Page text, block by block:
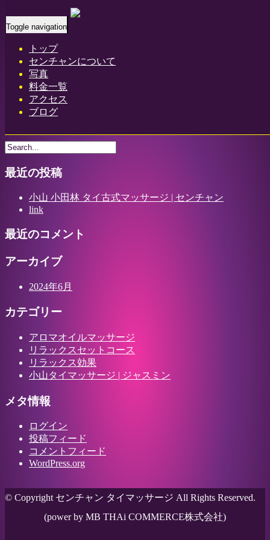
Toggle navigation
トップ
センチャンについて
写真
料金一覧
アクセス
ブログ
Home -リサ(…
リサ(Lisa)オシン ランカ タイ古式マッサージ | 小山犬塚 小田
林小山 小田林 タイ古式マッサージ | センチャン
最近の投稿
小山 小田林 タイ古式マッサージ | センチャン
link
最近のコメント
アーカイブ
2024年6月
カテゴリー
アロマオイルマッサージ
リラックスセットコース
リラックス効果
小山タイマッサージ | ジャスミン
メタ情報
ログイン
投稿フィード
コメントフィード
WordPress.org
© Copyright センチャン タイマッサージ All Rights Reserved.
(power by MB THAi COMMERCE株式会社)